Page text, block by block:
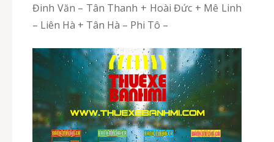
Đinh Văn – Tân Thanh + Hoài Đức + Mê Linh
– Liên Hà + Tân Hà – Phi Tô –